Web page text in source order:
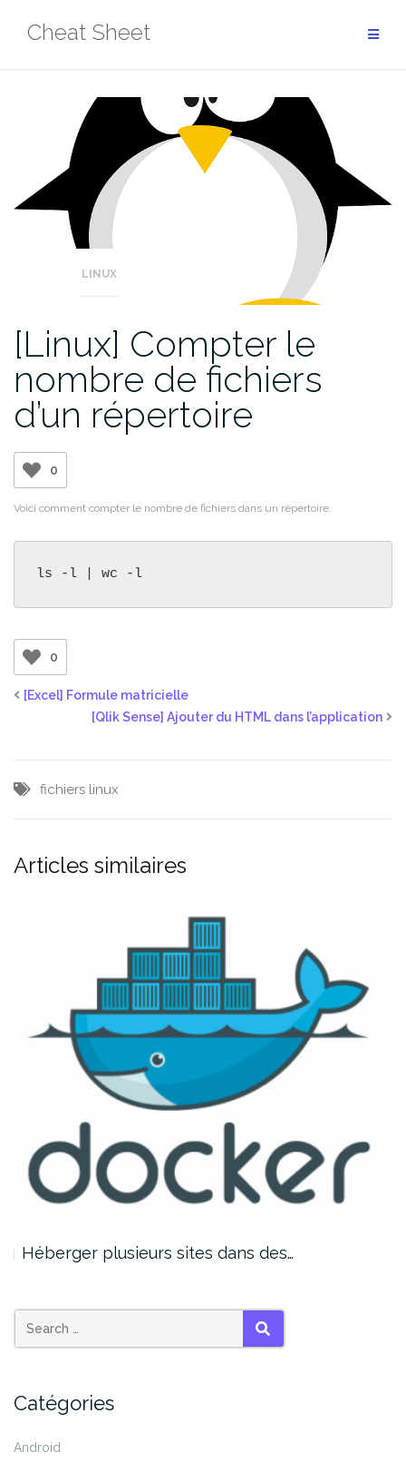
Cheat Sheet
LINUX
[Linux] Compter le
nombre de fichiers
d’un répertoire
0
Voici comment compter le nombre de fichiers dans un répertoire.
ls -l | wc -l
0
[Excel] Formule matricielle
[Qlik Sense] Ajouter du HTML dans l’application
fichiers linux
Articles similaires
Héberger plusieurs sites dans des…
SEARCH
Catégories
Android